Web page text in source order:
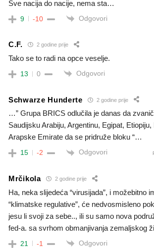
Sve nacija do nacije, nema sta…
9 -10 Odgovori
C.F. 2 godine prije
Tako se to radi na opce veselje.
13 0 Odgovori
Schwarze Hunderte 2 godine prije
…” Grupa BRICS odlučila je danas da
Saudijsku Arabiju, Argentinu, Egipat,
Arapske Emirate da se pridruže bloku “…
15 -2 Odgovori
Mrčikola 2 godine prije
Ha, neka slijedeća “virusijada”, i možebitno
“klimatske regulative”, će nedvosmisleno
jesu li svoji za sebe.., ili su samo nova
fed-a. sa svrhom obmanjivanja zemaljskog
21 -1 Odgovori